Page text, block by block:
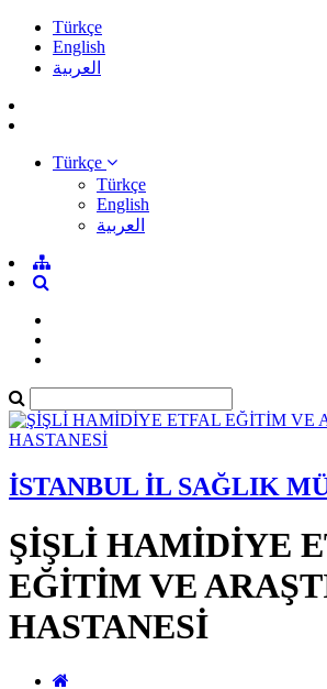
Türkçe
English
العربية
Türkçe
Türkçe
English
العربية
İSTANBUL İL SAĞLIK
ŞİŞLİ HAMİDİYE
EĞİTİM VE
HASTANESİ